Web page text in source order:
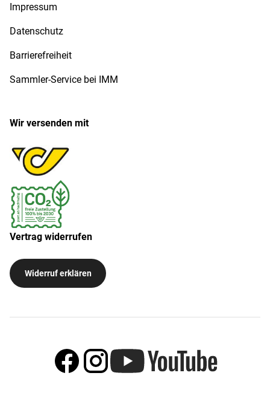
Impressum
Datenschutz
Barrierefreiheit
Sammler-Service bei IMM
Wir versenden mit
Vertrag widerrufen
Widerruf erklären